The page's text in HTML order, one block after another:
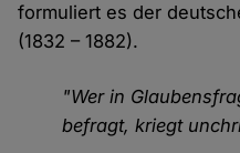
formuliert es der
(1832 – 1882).
"Wer in
befragt, kriegt